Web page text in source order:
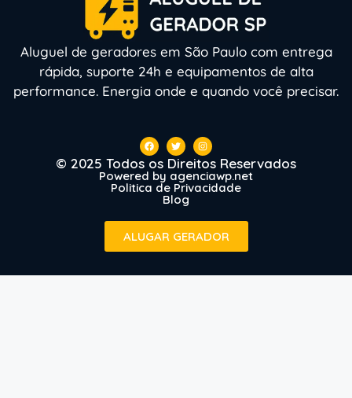
Aluguel de geradores em São Paulo com entrega
rápida, suporte 24h e equipamentos de alta
performance. Energia onde e quando você precisar.
© 2025 Todos os Direitos Reservados
Powered by agenciawp.net
Politica de Privacidade
Blog
ALUGAR GERADOR